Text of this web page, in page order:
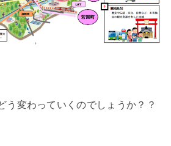
う変わっていくのでしょうか？？